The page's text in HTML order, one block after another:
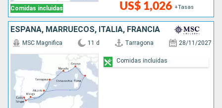
Comidas incluidas US$ 1,026 +Tasas
ESPAÑA, MARRUECOS, ITALIA, FRANCIA
MSC Magnifica 11 d Tarragona 28/11/2027
Comidas incluidas